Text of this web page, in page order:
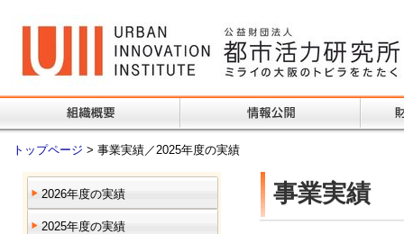
トップページ > 事業実績／2025年度の実績
2026年度の実績
2025年度の実績
事業実績